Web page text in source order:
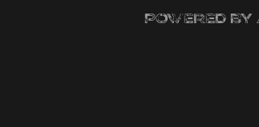
Powered by